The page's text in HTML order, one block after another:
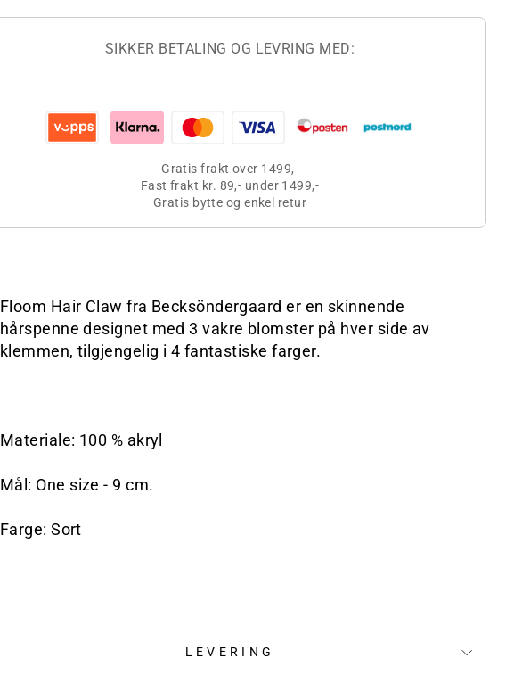
SIKKER BETALING OG LEVRING MED:
Gratis frakt over 1499,-
Fast frakt kr. 89,- under 1499,-
Gratis bytte og enkel retur
Floom Hair Claw fra Becksöndergaard er en skinnende
hårspenne designet med 3 vakre blomster på hver side av
klemmen, tilgjengelig i 4 fantastiske farger.
Materiale: 100 % akryl
Mål: One size - 9 cm.
Farge: Sort
LEVERING